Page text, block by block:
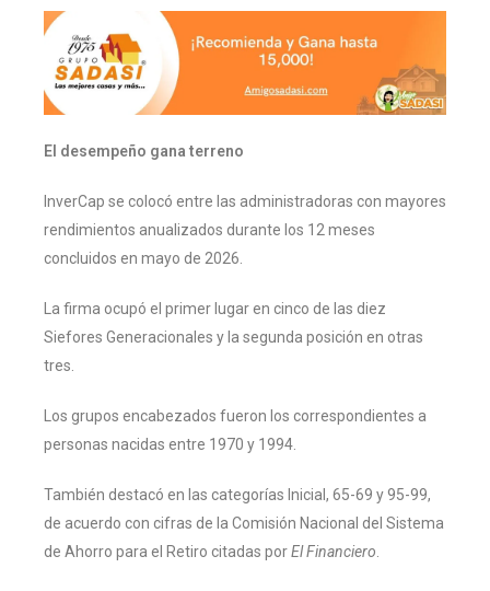
El desempeño gana terreno
InverCap se colocó entre las administradoras con mayores
rendimientos anualizados durante los 12 meses
concluidos en mayo de 2026.
La firma ocupó el primer lugar en cinco de las diez
Siefores Generacionales y la segunda posición en otras
tres.
Los grupos encabezados fueron los correspondientes a
personas nacidas entre 1970 y 1994.
También destacó en las categorías Inicial, 65-69 y 95-99,
de acuerdo con cifras de la Comisión Nacional del Sistema
de Ahorro para el Retiro citadas porEl Financiero